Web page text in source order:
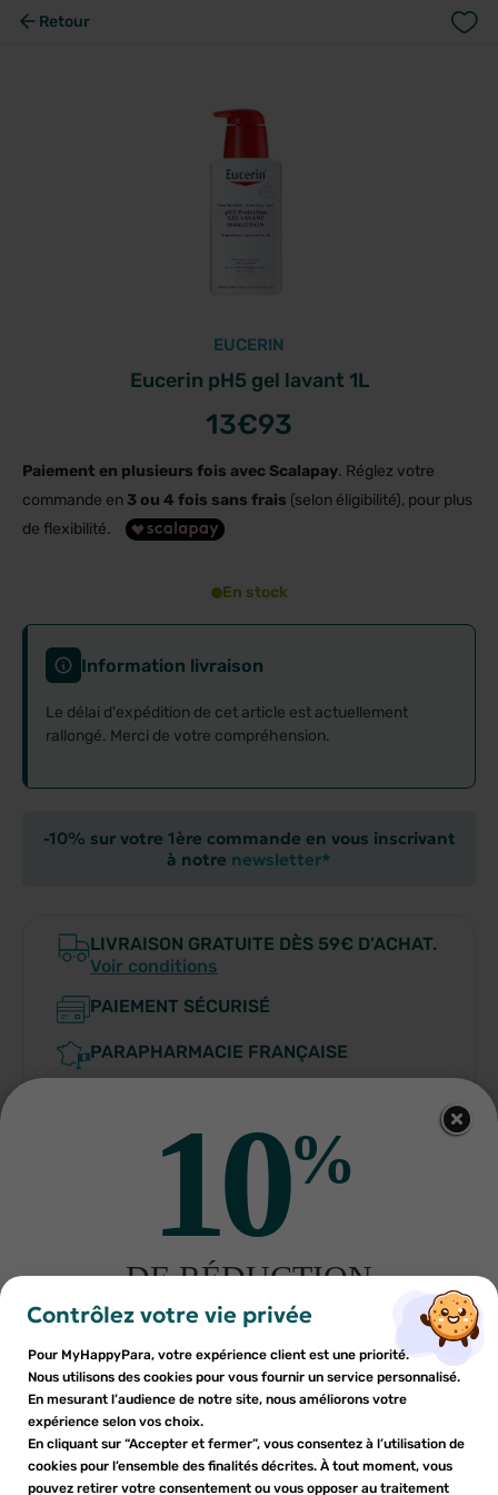
Retour
EUCERIN
Eucerin pH5 gel lavant 1L
13€93
Paiement en plusieurs fois avec Scalapay. Réglez votre
commande en 3 ou 4 fois sans frais (selon éligibilité), pour plus
de flexibilité.
En stock
Information livraison
Le délai d'expédition de cet article est actuellement
rallongé. Merci de votre compréhension.
-10% sur votre 1ère commande en vous inscrivant
à notre newsletter*
LIVRAISON GRATUITE DÈS 59€ D’ACHAT.
Voir conditions
PAIEMENT SÉCURISÉ
PARAPHARMACIE FRANÇAISE
Indications
Conditions d'utilisation
Composition
Fabriquant
Ajouter à ma liste d'envies ×
add_circle_outline
Créer une nouvelle liste
×
Nom de la liste d'envies
Annuler
×
Vous devez être connecté pour ajouter des produits à votre
liste d'envies.
Annuler
Contrôlez votre vie privée
Pour MyHappyPara, votre expérience client est une priorité.
Nous utilisons des cookies pour vous fournir un service personnalisé.
En mesurant l’audience de notre site, nous améliorons votre
expérience selon vos choix.
En cliquant sur “Accepter et fermer”, vous consentez à l’utilisation de
cookies pour l’ensemble des finalités décrites. À tout moment, vous
pouvez retirer votre consentement ou vous opposer au traitement
10%
DE RÉDUCTION
sur votre première commande
Inscrivez-vous à notre newsletter et profitez
d'une réduction sur votre première commande*